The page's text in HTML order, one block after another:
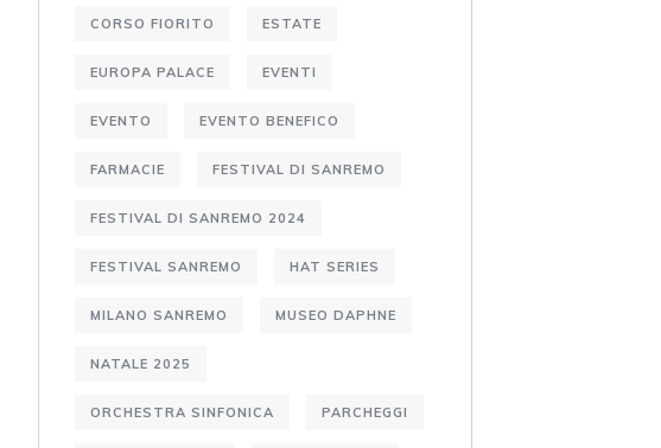
CORSO FIORITO ESTATE
EUROPA PALACE EVENTI
EVENTO EVENTO BENEFICO
FARMACIE FESTIVAL DI SANREMO
FESTIVAL DI SANREMO 2024
FESTIVAL SANREMO HAT SERIES
MILANO SANREMO MUSEO DAPHNE
NATALE 2025
ORCHESTRA SINFONICA PARCHEGGI